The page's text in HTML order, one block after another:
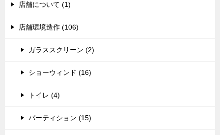
店舗について (1)
店舗環境造作 (106)
ガラススクリーン (2)
ショーウィンド (16)
トイレ (4)
パーティション (15)